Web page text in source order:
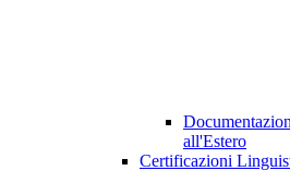
all'Estero
Certificazioni